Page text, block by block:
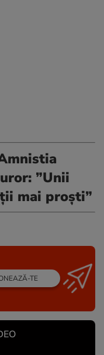
”Unii
mai proști”
TE